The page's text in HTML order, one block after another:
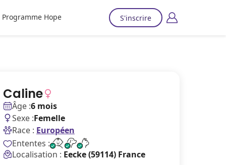
Programme Hope S'inscrire
Caline
Âge :6 mois
Sexe :Femelle
Race : Européen
Ententes :
Localisation : Eecke (59114) France